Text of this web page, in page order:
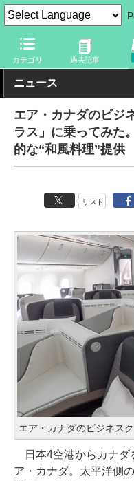
カテゴリ 過去記事
トラベル Watch 企業・政
ニュース
エア・カナダのビジ
ラス」に乗ってみた
的な“和風料理”提供
リスト
エア・カナダのビジネス
日本4空港からカナダ
ア・カナダ。太平洋側